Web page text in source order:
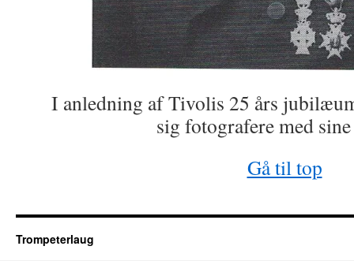
I anledning af Tivolis 25 års
sig fotografere med
Gå til top
Trompeterlaug